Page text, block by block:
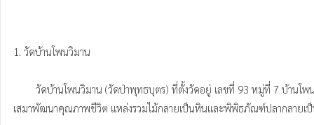
1. วัดบ้านโพนวิมาน
เสมาพัฒนาคุณภาพชีวิต แหล่งรวมไม้กลายเป็นหินและพิพิธภัณฑ์ปลากลายเ